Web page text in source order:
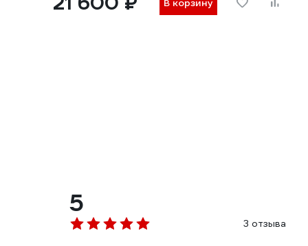
В корзину
5
3 отзыва